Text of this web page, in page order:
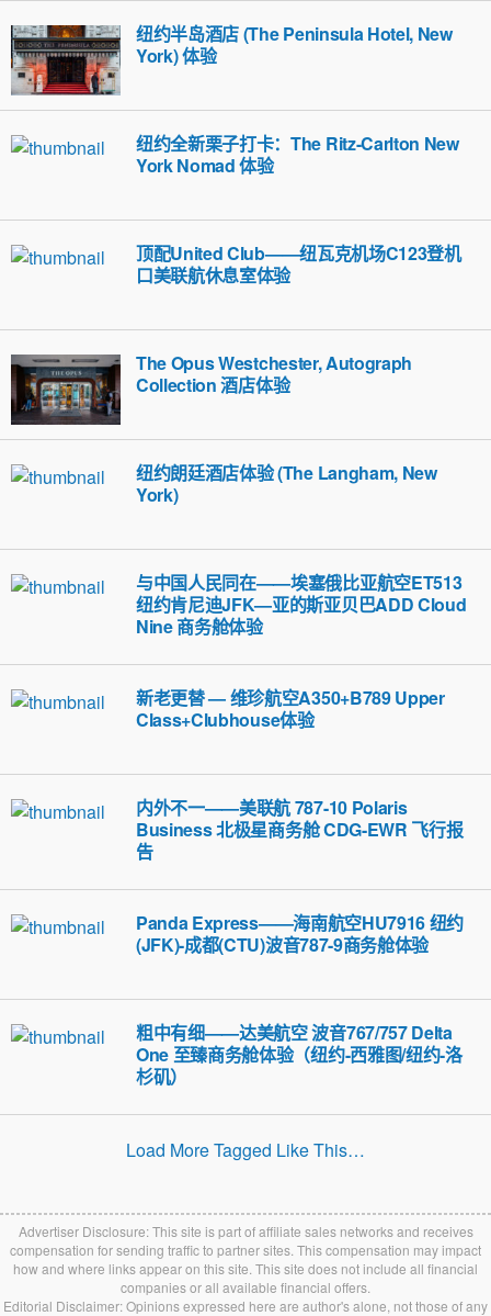
纽约半岛酒店 (The Peninsula Hotel, New
York) 体验
纽约全新栗子打卡：The Ritz-Carlton New
York Nomad 体验
顶配United Club——纽瓦克机场C123登机
口美联航休息室体验
The Opus Westchester, Autograph
Collection 酒店体验
纽约朗廷酒店体验 (The Langham, New
York)
与中国人民同在——埃塞俄比亚航空ET513
纽约肯尼迪JFK—亚的斯亚贝巴ADD Cloud
Nine 商务舱体验
新老更替 — 维珍航空A350+B789 Upper
Class+Clubhouse体验
内外不一——美联航 787-10 Polaris
Business 北极星商务舱 CDG-EWR 飞行报
告
Panda Express——海南航空HU7916 纽约
(JFK)-成都(CTU)波音787-9商务舱体验
粗中有细——达美航空 波音767/757 Delta
One 至臻商务舱体验（纽约-西雅图/纽约-洛
杉矶）
Load More Tagged Like This…
Advertiser Disclosure: This site is part of affiliate sales networks and receives
compensation for sending traffic to partner sites. This compensation may impact
how and where links appear on this site. This site does not include all financial
companies or all available financial offers.
Editorial Disclaimer: Opinions expressed here are author's alone, not those of any